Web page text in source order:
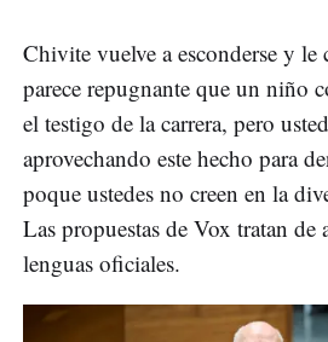
Chivite vuelve a esconderse y le
parece repugnante que un niño
el testigo de la carrera, pero
aprovechando este hecho para
poque ustedes no creen en la
Las propuestas de Vox tratan de
lenguas oficiales.